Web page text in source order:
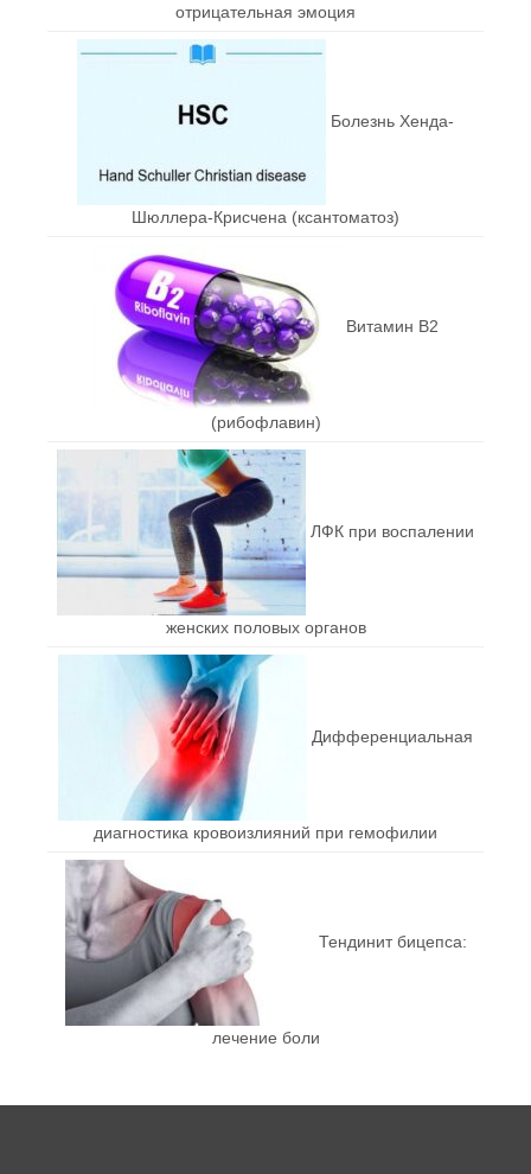
отрицательная эмоция
Болезнь Хенда-
Шюллера-Крисчена (ксантоматоз)
Витамин В2
(рибофлавин)
ЛФК при воспалении
женских половых органов
Дифференциальная
диагностика кровоизлияний при гемофилии
Тендинит бицепса:
лечение боли